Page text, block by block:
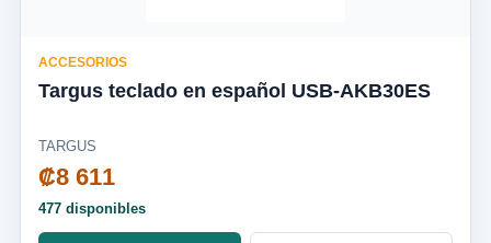
ACCESORIOS
Targus teclado en español USB-AKB30ES
TARGUS
₡8 611
477 disponibles